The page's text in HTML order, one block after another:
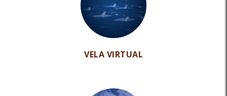
VELA VIRTUAL